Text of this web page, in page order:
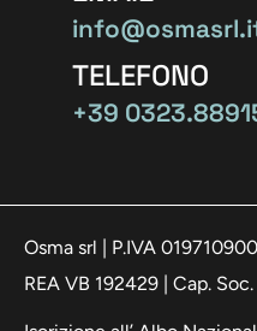
TELEFONO
+39
Osma srl | P.IVA
REA VB 192429 | Cap.